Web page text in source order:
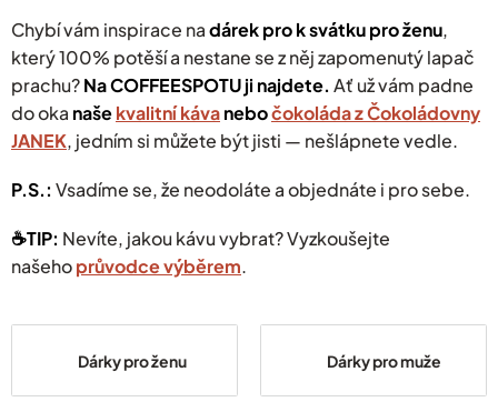
Chybí vám inspirace nadárek pro k svátku pro ženu,
který 100% potěší a nestane se z něj zapomenutý lapač
prachu?Na COFFEESPOTU ji najdete. Ať už vám padne
do oka našekvalitní kávanebočokoláda z Čokoládovny
JANEK, jedním si můžete být jisti — nešlápnete vedle.
P.S.: Vsadíme se, že neodoláte a objednáte i pro sebe.
☕️TIP: Nevíte, jakou kávu vybrat? Vyzkoušejte
našehoprůvodce výběrem.
Dárky pro ženu Dárky pro muže